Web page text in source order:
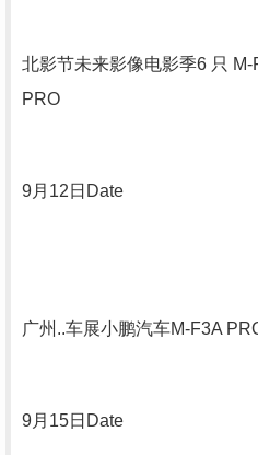
北影节未来影像电影季6 只 M-
PRO
9月 12 日 Date
广州..车展小鹏汽车M-F3A
9月 15日 Date